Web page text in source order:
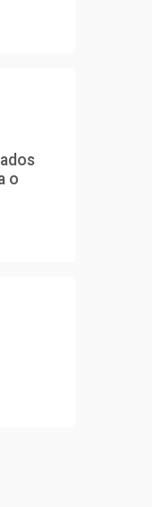
o